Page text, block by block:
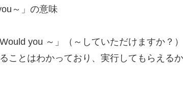
～」の意味
you ～」（～していただけますか？
ことはわかっており、実行してもらえる